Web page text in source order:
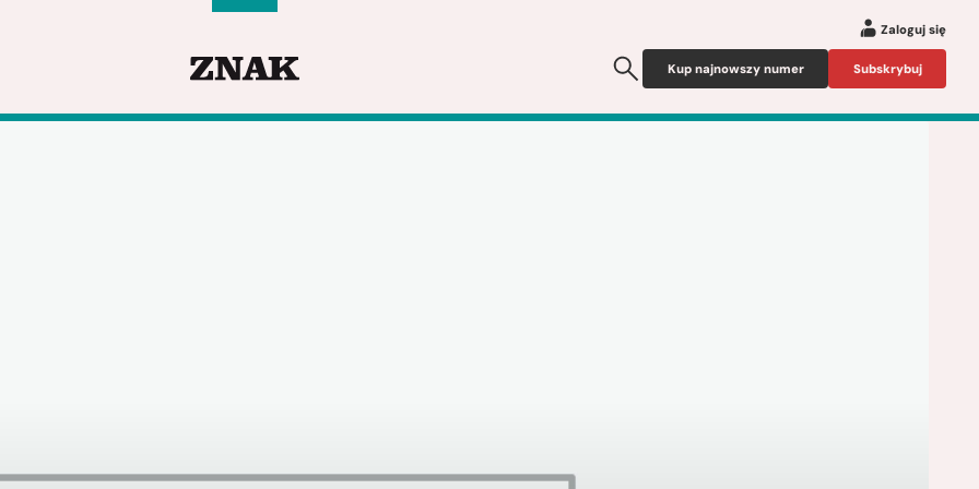
Zaloguj się
Kup najnowszy numer Subskrybuj